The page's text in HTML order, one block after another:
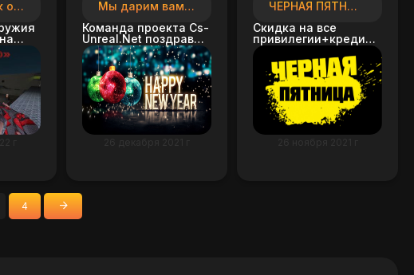
Новый облик оружия An-94 «Blood»
Мы дарим вам скидку
Команда проекта Cs-
Unreal.Net поздравляет
всех с наступающим
новым 2022 годом,
пусть хорошее
случается, приходят
чудеса и мечты все
исполняются
ЧЕРНАЯ ПЯТНИЦА
Скидка на все
привилегии+кредиты
15%
4 »